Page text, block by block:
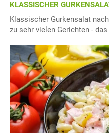
KLASSISCHER
Klassischer Gurkensalat
zu sehr vielen Gerichten - das